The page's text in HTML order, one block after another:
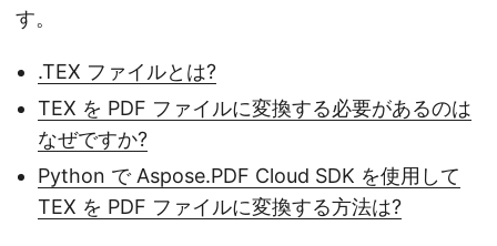
す。
.TEX ファイルとは?
TEX を PDF ファイルに変換する必要があるのは
なぜですか?
Python で Aspose.PDF Cloud SDK を使用して
TEX を PDF ファイルに変換する方法は?